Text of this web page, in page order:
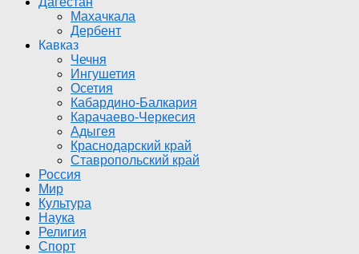
Махачкала
Дербент
Кавказ
Чечня
Ингушетия
Осетия
Кабардино-Балкария
Карачаево-Черкесия
Адыгея
Краснодарский край
Ставропольский край
Россия
Мир
Культура
Наука
Религия
Спорт